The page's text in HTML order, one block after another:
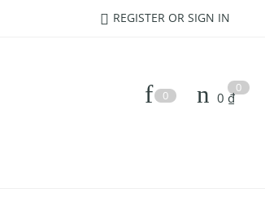
REGISTER OR SIGN IN
0
0
0 ₫